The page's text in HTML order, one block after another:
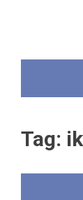
Tag: